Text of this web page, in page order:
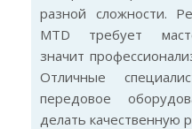
разной сложности.
MTD требует
значит
Отличные
передовое
делать качественную